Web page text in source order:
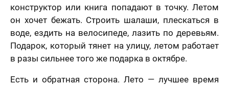
конструктор или книга попадают в точку. Летом
он хочет бежать. Строить шалаши, плескаться в
воде, ездить на велосипеде, лазить по деревьям.
Подарок, который тянет на улицу, летом работает
в разы сильнее того же подарка в октябре.
Есть и обратная сторона. Лето — лучшее время